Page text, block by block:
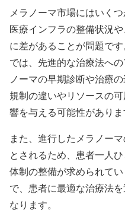
メラノーマ市場にはいく
医療インフラの整備状況
に差があることが問題で
では、先進的な治療法へ
ノーマの早期診断や治療
規制の違いやリソースの
響を与える可能性がありま
また、進行したメラノー
とされるため、患者一人
体制の整備が求められて
で、患者に最適な治療法
なります。